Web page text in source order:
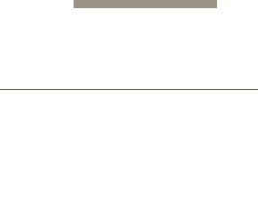
Higiene y cuidado capilar